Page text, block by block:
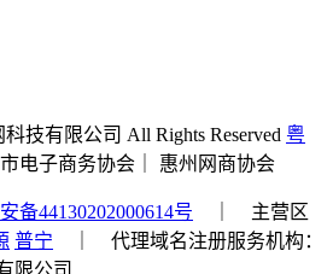
技有限公司 All Rights Reserved 粤
电子商务协会｜ 惠州网商协会
备44130202000614号 ｜ 主营区
普宁 ｜ 代理域名注册服务机构：
限公司